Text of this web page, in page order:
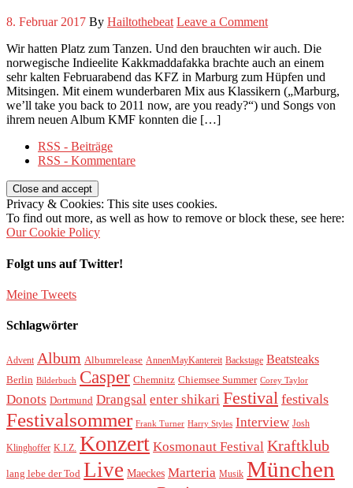
8. Februar 2017 By Hailtothebeat Leave a Comment
Wir hatten Platz zum Tanzen. Und den brauchten wir auch. Die
norwegische Indieelite Kakkmaddafakka brachte auch an einem
sehr kalten Februarabend das KFZ in Marburg zum Hüpfen und
Mitsingen. Mit einem wunderbaren Mix aus Klassikern („Marburg,
we’ll take you back to 2011 now, are you ready?“) und Songs von
ihrem neuen Album KMF konnten die […]
RSS - Beiträge
RSS - Kommentare
Privacy & Cookies: This site uses cookies.
To find out more, as well as how to remove or block these, see here:
Our Cookie Policy
Folgt uns auf Twitter!
Meine Tweets
Schlagwörter
Advent Album Albumrelease AnnenMayKantereit Backstage Beatsteaks
Berlin Bilderbuch Casper Chemnitz Chiemsee Summer Corey Taylor
Donots Dortmund Drangsal enter shikari Festival festivals
Festivalsommer Frank Turner Harry Styles Interview Josh
Klinghoffer K.I.Z. Konzert Kosmonaut Festival Kraftklub
lang lebe der Tod Live Maeckes Marteria Musik München